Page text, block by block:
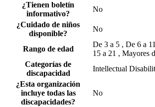
¿Tienen boletín
informativo?
No
¿Cuidado de niños
disponible?
No
Rango de edad
De 3 a 5 , De 6 a
15 a 21 , Mayores
Categorías de
discapacidad
Intellectual
¿Esta organización
incluye todas las
discapacidades?
No